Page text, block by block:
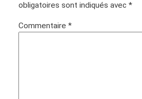
obligatoires sont indiqués avec *
Commentaire *